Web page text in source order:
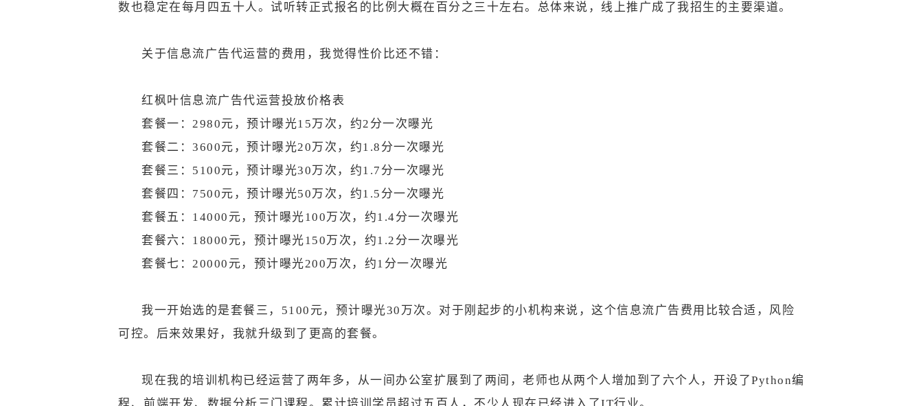
数也稳定在每月四五十人。试听转正式报名的比例大概在百分之三十左右。总体来说，线上推广成了我招生的主要渠道。
关于信息流广告代运营的费用，我觉得性价比还不错：
红枫叶信息流广告代运营投放价格表
套餐一：2980元，预计曝光15万次，约2分一次曝光
套餐二：3600元，预计曝光20万次，约1.8分一次曝光
套餐三：5100元，预计曝光30万次，约1.7分一次曝光
套餐四：7500元，预计曝光50万次，约1.5分一次曝光
套餐五：14000元，预计曝光100万次，约1.4分一次曝光
套餐六：18000元，预计曝光150万次，约1.2分一次曝光
套餐七：20000元，预计曝光200万次，约1分一次曝光
我一开始选的是套餐三，5100元，预计曝光30万次。对于刚起步的小机构来说，这个信息流广告费用比较合适，风险
可控。后来效果好，我就升级到了更高的套餐。
现在我的培训机构已经运营了两年多，从一间办公室扩展到了两间，老师也从两个人增加到了六个人，开设了Python编